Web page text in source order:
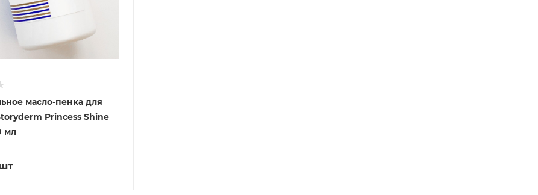
масло-пенка для
Princess Shine
мл